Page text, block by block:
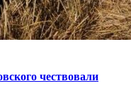
чествовали